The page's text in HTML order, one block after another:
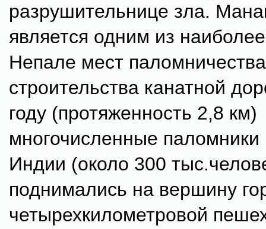
разрушительнице зла.
является одним из
Непале мест
строительства канатной
году (протяженность 2,8 км)
многочисленные
Индии (около 300
поднимались на вершину
четырехкилометровой